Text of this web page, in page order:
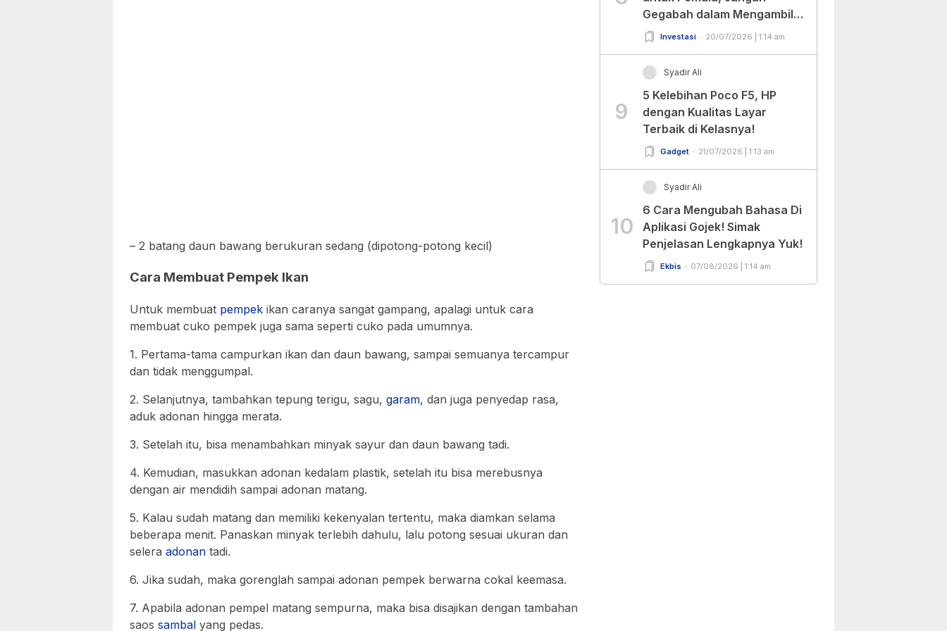
– 2 batang daun bawang berukuran sedang (dipotong-potong kecil)
Cara Membuat Pempek Ikan
Untuk membuat pempek ikan caranya sangat gampang, apalagi untuk cara
membuat cuko pempek juga sama seperti cuko pada umumnya.
1. Pertama-tama campurkan ikan dan daun bawang, sampai semuanya tercampur
dan tidak menggumpal.
2. Selanjutnya, tambahkan tepung terigu, sagu, garam, dan juga penyedap rasa,
aduk adonan hingga merata.
3. Setelah itu, bisa menambahkan minyak sayur dan daun bawang tadi.
4. Kemudian, masukkan adonan kedalam plastik, setelah itu bisa merebusnya
dengan air mendidih sampai adonan matang.
5. Kalau sudah matang dan memiliki kekenyalan tertentu, maka diamkan selama
beberapa menit. Panaskan minyak terlebih dahulu, lalu potong sesuai ukuran dan
selera adonan tadi.
6. Jika sudah, maka gorenglah sampai adonan pempek berwarna cokal keemasa.
7. Apabila adonan pempel matang sempurna, maka bisa disajikan dengan tambahan
saos sambal yang pedas.
Gegabah dalam Mengambil
Keputusan!
Investasi 20/07/2026 | 1:14 am
9
Syadir Ali
5 Kelebihan Poco F5, HP
dengan Kualitas Layar
Terbaik di Kelasnya!
Gadget 21/07/2026 | 1:13 am
10
Syadir Ali
6 Cara Mengubah Bahasa Di
Aplikasi Gojek! Simak
Penjelasan Lengkapnya Yuk!
Ekbis 07/08/2026 | 1:14 am